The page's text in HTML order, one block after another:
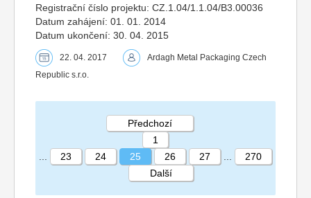
Registrační číslo projektu: CZ.1.04/1.1.04/B3.00036
Datum zahájení: 01. 01. 2014
Datum ukončení: 30. 04. 2015
22. 04. 2017
Ardagh Metal Packaging Czech
Republic s.r.o.
STRÁNKA 25 270
Předchozí
1
23 24 25 26 27
270
Další